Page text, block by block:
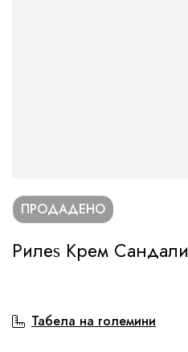
ПРОДАДЕНО
Рилеѕ Крем Сандали
Табела на големини